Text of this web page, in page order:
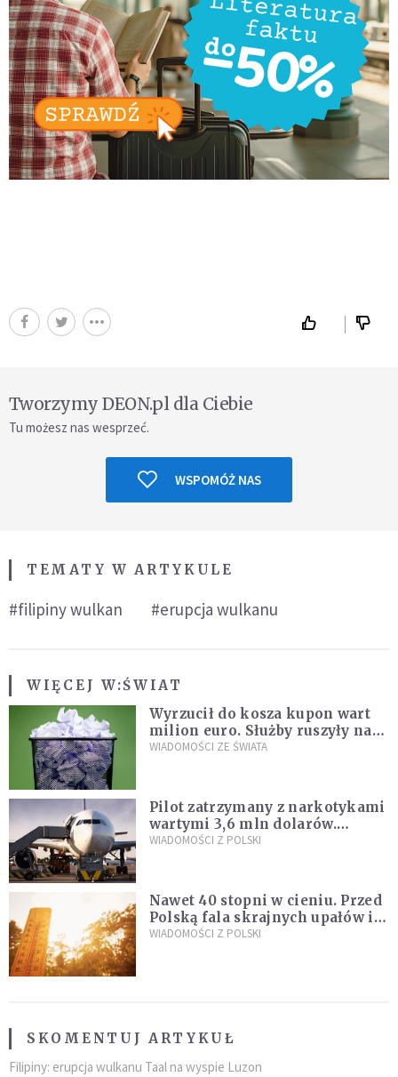
Tworzymy DEON.pl dla Ciebie
Tu możesz nas wesprzeć.
WSPOMÓŻ NAS
TEMATY W ARTYKULE
#filipiny wulkan #erupcja wulkanu
WIĘCEJ W:ŚWIAT
Wyrzucił do kosza kupon wart
milion euro. Służby ruszyły na
poszukiwania
WIADOMOŚCI ZE ŚWIATA
Pilot zatrzymany z narkotykami
wartymi 3,6 mln dolarów.
Śledczy podejrzewają, że latał
WIADOMOŚCI Z POLSKI
Nawet 40 stopni w cieniu. Przed
Polską fala skrajnych upałów i
gwałtowne burze
WIADOMOŚCI Z POLSKI
SKOMENTUJ ARTYKUŁ
Filipiny: erupcja wulkanu Taal na wyspie Luzon